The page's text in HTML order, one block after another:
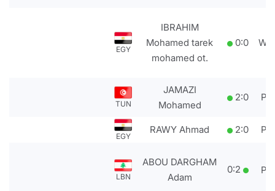
EGY
IBRAHIM
Mohamed tarek
mohamed ot.
0:0
TUN
JAMAZI
Mohamed
2:0
EGY
RAWY Ahmad 2:0
LBN
ABOU DARGHAM
Adam
0:2